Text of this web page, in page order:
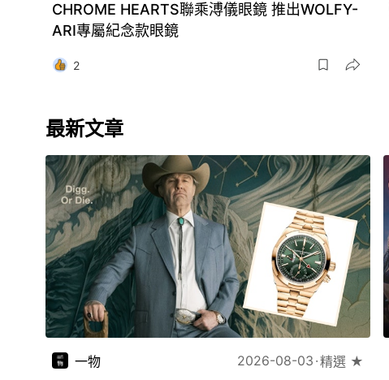
CHROME HEARTS聯乘溥儀眼鏡 推出WOLFY-
ARI專屬紀念款眼鏡
2
最新文章
一物 2026-08-03 精選 ★